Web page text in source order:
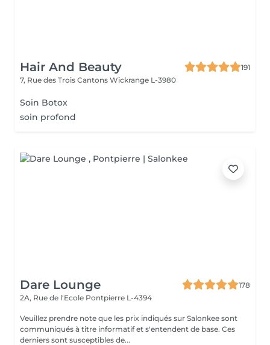
Hair And Beauty
191
7, Rue des Trois Cantons Wickrange L-3980
Soin Botox
soin profond
Dare Lounge
178
2A, Rue de l'Ecole Pontpierre L-4394
Veuillez prendre note que les prix indiqués sur Salonkee sont
communiqués à titre informatif et s'entendent de base. Ces
derniers sont susceptibles de...